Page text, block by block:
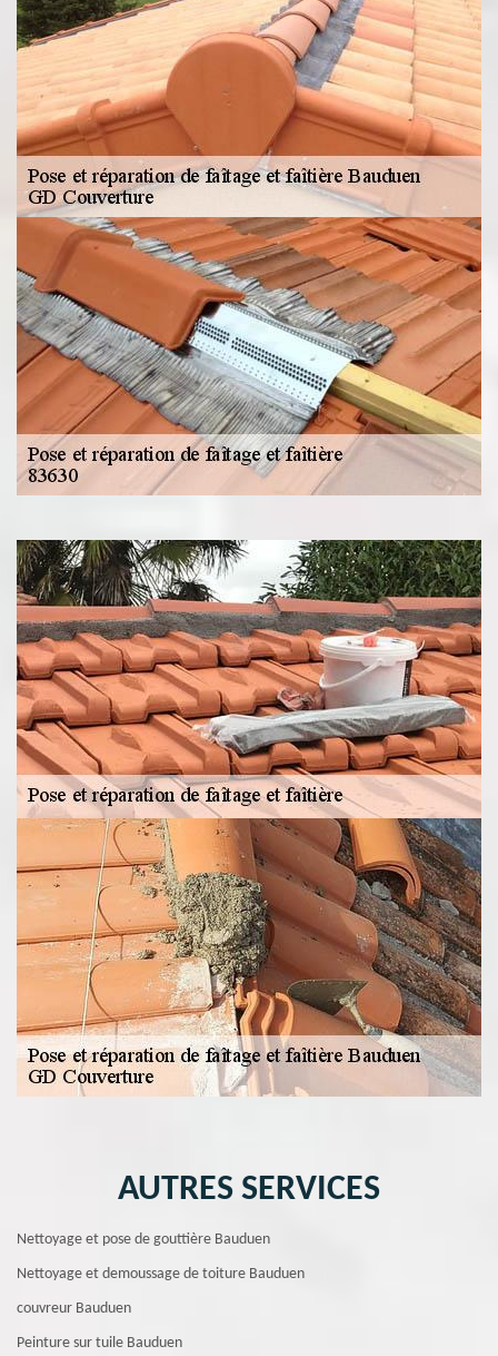
AUTRES SERVICES
Nettoyage et pose de gouttière Bauduen
Nettoyage et demoussage de toiture Bauduen
couvreur Bauduen
Peinture sur tuile Bauduen